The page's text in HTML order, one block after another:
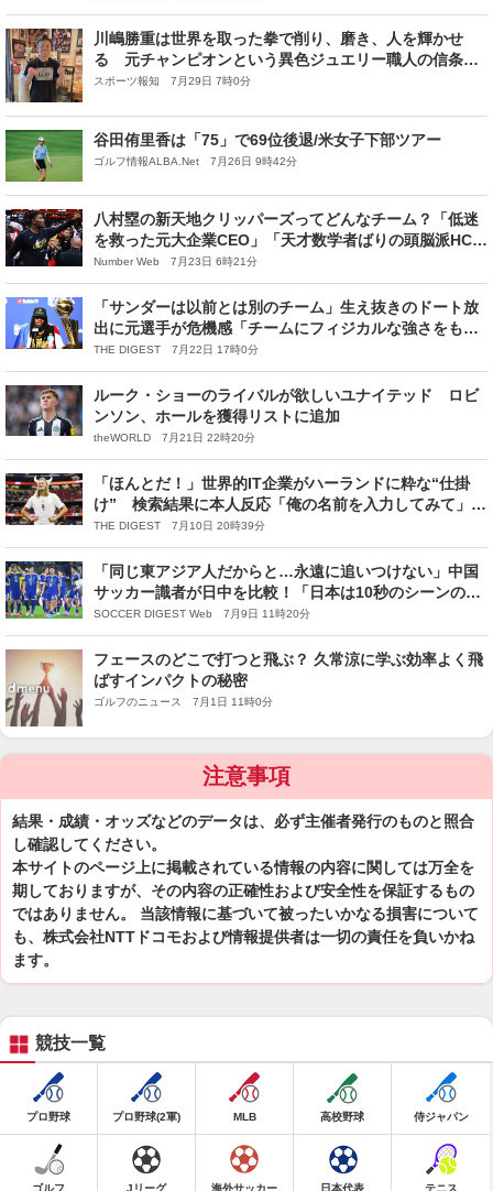
川嶋勝重は世界を取った拳で削り、磨き、人を輝かせ
る 元チャンピオンという異色ジュエリー職人の信条は
妥協しないものづくり…後編
スポーツ報知 7月29日 7時0分
谷田侑里香は「75」で69位後退/米女子下部ツアー
ゴルフ情報ALBA.Net 7月26日 9時42分
八村塁の新天地クリッパーズってどんなチーム？「低迷
を救った元大企業CEO」「天才数学者ばりの頭脳派HC」
給料は下がるも、“NBA第3章”にそろう好条件
Number Web 7月23日 6時21分
「サンダーは以前とは別のチーム」生え抜きのドート放
出に元選手が危機感「チームにフィジカルな強さをもた
らす存在だった」＜DUNKSHOOT＞
THE DIGEST 7月22日 17時0分
ルーク・ショーのライバルが欲しいユナイテッド ロビ
ンソン、ホールを獲得リストに追加
theWORLD 7月21日 22時20分
「ほんとだ！」世界的IT企業がハーランドに粋な“仕掛
け” 検索結果に本人反応「俺の名前を入力してみて」
【W杯】
THE DIGEST 7月10日 20時39分
「同じ東アジア人だからと…永遠に追いつけない」中国
サッカー識者が日中を比較！「日本は10秒のシーンのた
めに30日、我々はAIで３秒」
SOCCER DIGEST Web 7月9日 11時20分
フェースのどこで打つと飛ぶ？ 久常涼に学ぶ効率よく飛
ばすインパクトの秘密
ゴルフのニュース 7月1日 11時0分
注意事項
結果・成績・オッズなどのデータは、必ず主催者発行のものと照合
し確認してください。
本サイトのページ上に掲載されている情報の内容に関しては万全を
期しておりますが、その内容の正確性および安全性を保証するもの
ではありません。 当該情報に基づいて被ったいかなる損害について
も、株式会社NTTドコモおよび情報提供者は一切の責任を負いかね
ます。
競技一覧
プロ野球 プロ野球(2軍) MLB 高校野球 侍ジャパン
ゴルフ Jリーグ 海外サッカー 日本代表 テニス